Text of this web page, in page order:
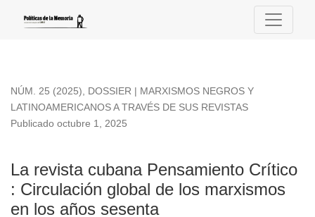
NÚM. 25 (2025), DOSSIER | MARXISMOS NEGROS Y
LATINOAMERICANOS A TRAVÉS DE SUS REVISTAS
La revista cubana Pensamiento Crítico
: Circulación global de los marxismos
en los años sesenta
Publicado octubre 1, 2025